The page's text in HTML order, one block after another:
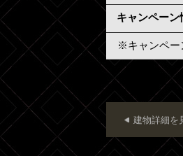
キャンペーン
※キャンペー
建物詳細を